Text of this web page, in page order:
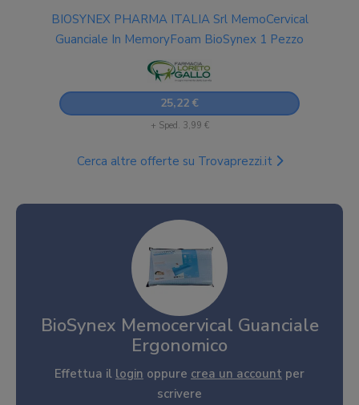
BIOSYNEX PHARMA ITALIA Srl MemoCervical
Guanciale In MemoryFoam BioSynex 1 Pezzo
25,22 €
+ Sped. 3,99 €
Cerca altre offerte su Trovaprezzi.it
BioSynex Memocervical Guanciale
Ergonomico
Effettua il login oppure crea un account per
scrivere